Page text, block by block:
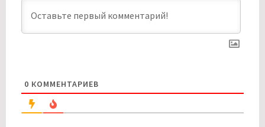
0 КОММЕНТАРИЕВ